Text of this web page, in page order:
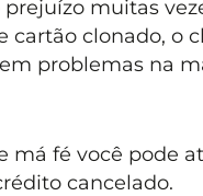
muitas
cartão clonado, o
problemas na
má fé você pode
cancelado.